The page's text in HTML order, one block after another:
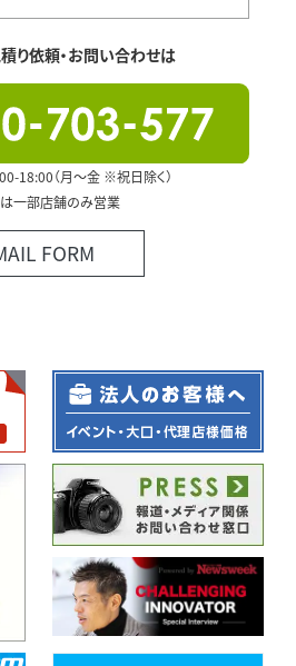
り依頼・お問い合わせは
18:00（月～金 ※祝日除く）
一部店舗のみ営業
FORM